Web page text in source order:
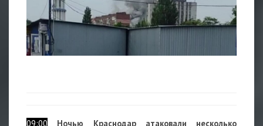
09:00
Ночью Краснодар атаковали несколько